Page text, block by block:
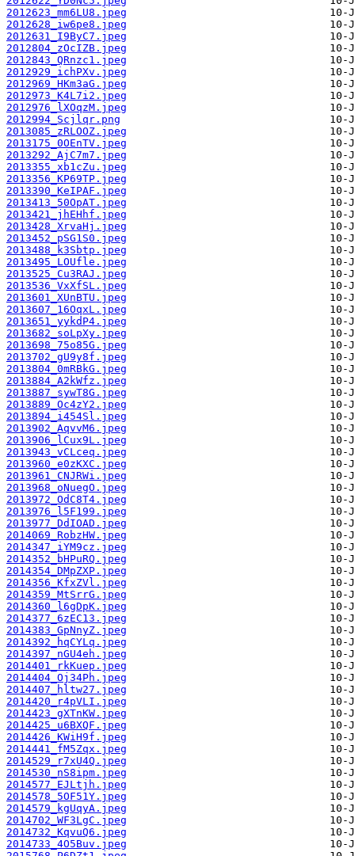
2012623_mm6LU8.jpeg
2012628_iw6pe8.jpeg
2012631_I9ByC7.jpeg
2012804_zOcIZB.jpeg
2012843_QRnzc1.jpeg
2012929_ichPXv.jpeg
2012969_HKm3aG.jpeg
2012973_K4L7i2.jpeg
2012976_lXOqzM.jpeg
2012994_Scjlqr.png
2013085_zRLOOZ.jpeg
2013175_0OEnTV.jpeg
2013292_AjC7m7.jpeg
2013355_xb1cZu.jpeg
2013356_KP69TP.jpeg
2013390_KeIPAF.jpeg
2013413_50OpAT.jpeg
2013421_jhEHhf.jpeg
2013428_XrvaHj.jpeg
2013452_pSG1S0.jpeg
2013488_k3Sbtp.jpeg
2013495_LOUfle.jpeg
2013525_Cu3RAJ.jpeg
2013536_VxXfSL.jpeg
2013601_XUnBTU.jpeg
2013607_16OqxL.jpeg
2013651_yykdP4.jpeg
2013682_soLpXy.jpeg
2013698_75o85G.jpeg
2013702_gU9y8f.jpeg
2013804_0mRBkG.jpeg
2013884_A2kWfz.jpeg
2013887_sywT8G.jpeg
2013889_Oc4zY2.jpeg
2013894_i454Sl.jpeg
2013902_AqvvM6.jpeg
2013906_lCux9L.jpeg
2013943_vCLceq.jpeg
2013960_e0zKXC.jpeg
2013961_CNJRWi.jpeg
2013968_oNuegO.jpeg
2013972_OdC8T4.jpeg
2013976_l5F199.jpeg
2013977_DdIOAD.jpeg
2014069_RobzHW.jpeg
2014347_iYM9cz.jpeg
2014352_bHPuRQ.jpeg
2014354_DMpZXP.jpeg
2014356_KfxZVl.jpeg
2014359_MtSrrG.jpeg
2014360_l6gDpK.jpeg
2014377_6zEC13.jpeg
2014383_GpNnyZ.jpeg
2014392_hqCYLq.jpeg
2014397_nGU4eh.jpeg
2014401_rkKuep.jpeg
2014404_Oj34Ph.jpeg
2014407_hltw27.jpeg
2014420_r4pVLI.jpeg
2014423_gXTnKW.jpeg
2014425_u6BXQF.jpeg
2014426_KWiH9f.jpeg
2014441_fM5Zqx.jpeg
2014529_r7xU4Q.jpeg
2014530_nS8ipm.jpeg
2014577_EJLtjh.jpeg
2014578_5OF51Y.jpeg
2014579_kgUqyA.jpeg
2014702_WF3LgC.jpeg
2014732_KqvuQ6.jpeg
2014733_4O5Buv.jpeg